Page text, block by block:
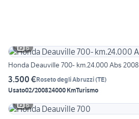
6
Honda Deauville 700- km.24.000 Abs 2008
3.500 €Roseto degli Abruzzi(TE)
Usato02/200824000 KmTurismo
6